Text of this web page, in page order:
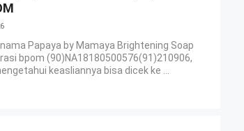
Papaya by Mamaya Brightening Soap
bpom (90)NA18180500576(91)210906,
keasliannya bisa dicek ke ...